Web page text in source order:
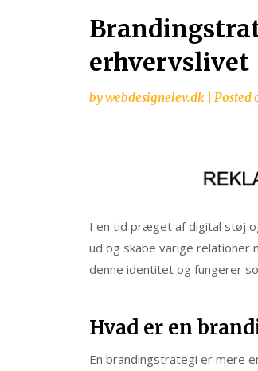
erhvervslivet
bywebdesignelev.dk Posted
I en tid præget af digital støj
ud og skabe varige relationer
denne identitet og fungerer
Hvad er en
En brandingstrategi er mere